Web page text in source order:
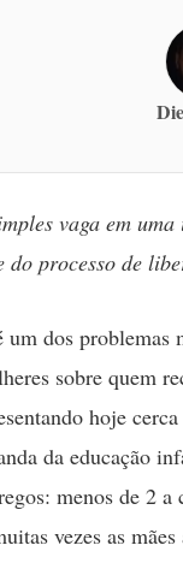
vaga em
do processo de
dos problemas
sobre quem
hoje
da educação
menos de 2
vezes as